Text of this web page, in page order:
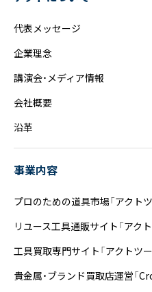
代表メッセージ
企業理念
講演会・メディア情報
会社概要
沿革
事業内容
プロのための道具市場「アクトツ
リユース工具通販サイト「アク
工具買取専門サイト「アクトツ
貴金属・ブランド買取店運営「